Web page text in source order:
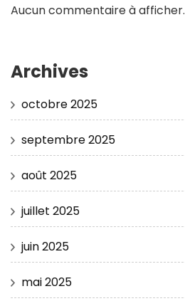
Aucun commentaire à afficher.
Archives
octobre 2025
septembre 2025
août 2025
juillet 2025
juin 2025
mai 2025